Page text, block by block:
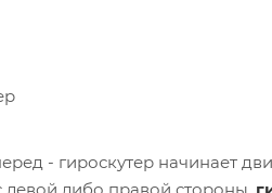
- гироскутер начинает